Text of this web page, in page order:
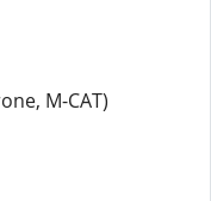
M-CAT)